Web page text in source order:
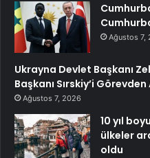
Ağustos 7,
Ukrayna Devlet Başkanı
Başkanı Sırskiy’i Görevden
Ağustos 7, 2026
10 yıl
ülkeler
oldu